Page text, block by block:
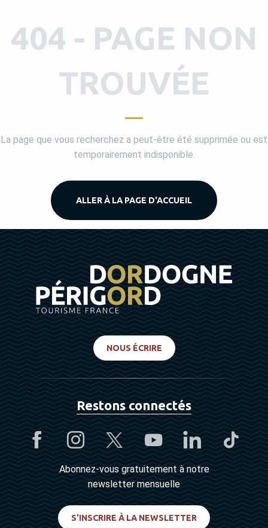
404 - PAGE NON
TROUVÉE
La page que vous recherchez a peut-être été supprimée ou est
temporairement indisponible.
ALLER À LA PAGE D'ACCUEIL
NOUS ÉCRIRE
Restons connectés
Abonnez-vous gratuitement à notre
newsletter mensuelle
S'INSCRIRE À LA NEWSLETTER